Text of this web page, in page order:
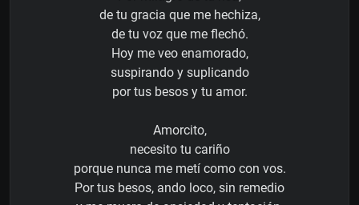
de tu gracia que me hechiza,
de tu voz que me flechó.
Hoy me veo enamorado,
suspirando y suplicando
por tus besos y tu amor.
Amorcito,
necesito tu cariño
porque nunca me metí como con vos.
Por tus besos, ando loco, sin remedio